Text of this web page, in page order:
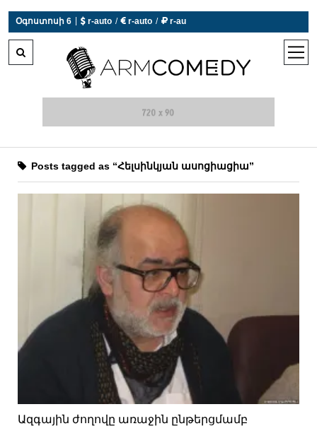
Օգոստոսի 6  r-auto /  r-auto /  r-au
open
Posts tagged as “Հելսինկյան ասոցիացիա”
Ազգային ժողովը առաջին ընթերցմամբ